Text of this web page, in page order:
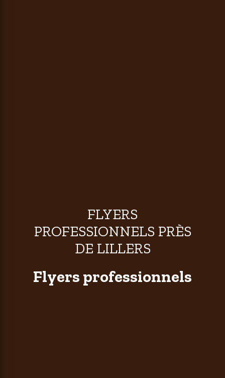
FLYERS
PROFESSIONNELS PRÈS
DE LILLERS
Flyers professionnels